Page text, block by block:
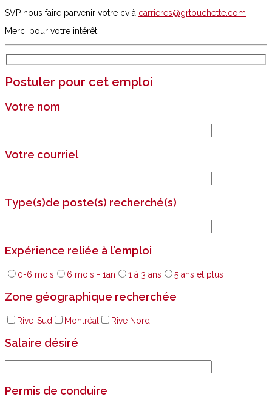
SVP nous faire parvenir votre cv à carrieres@grtouchette.com
Merci pour votre intérêt!
Postuler pour cet emploi
Votre nom
Votre courriel
Type(s)de poste(s) recherché(s)
Expérience reliée à l’emploi
0-6 mois 6 mois - 1an 1 à 3 ans 5 ans et plus
Zone géographique recherchée
Rive-Sud Montréal Rive Nord
Salaire désiré
Permis de conduire